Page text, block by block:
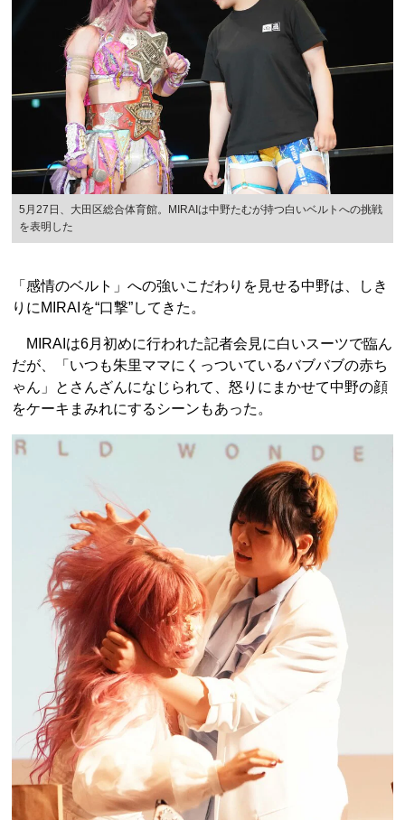
5月27日、大田区総合体育館。MIRAIは中野たむが持つ白いベルトへの挑戦
を表明した
「感情のベルト」への強いこだわりを見せる中野は、しき
りにMIRAIを“口撃”してきた。
MIRAIは6月初めに行われた記者会見に白いスーツで臨ん
だが、「いつも朱里ママにくっついているバブバブの赤ち
ゃん」とさんざんになじられて、怒りにまかせて中野の顔
をケーキまみれにするシーンもあった。